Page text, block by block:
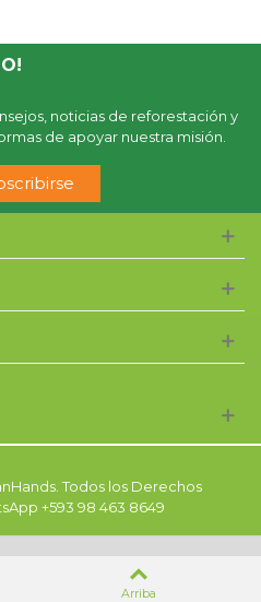
noticias de reforestación y
de apoyar nuestra misión.
Todos los Derechos
+593 98 463 8649
Arriba